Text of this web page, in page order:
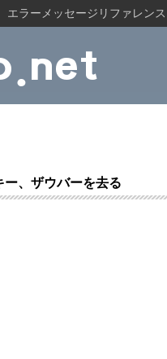
エラーメッセージリファレンス
ー、ザウバーを去る